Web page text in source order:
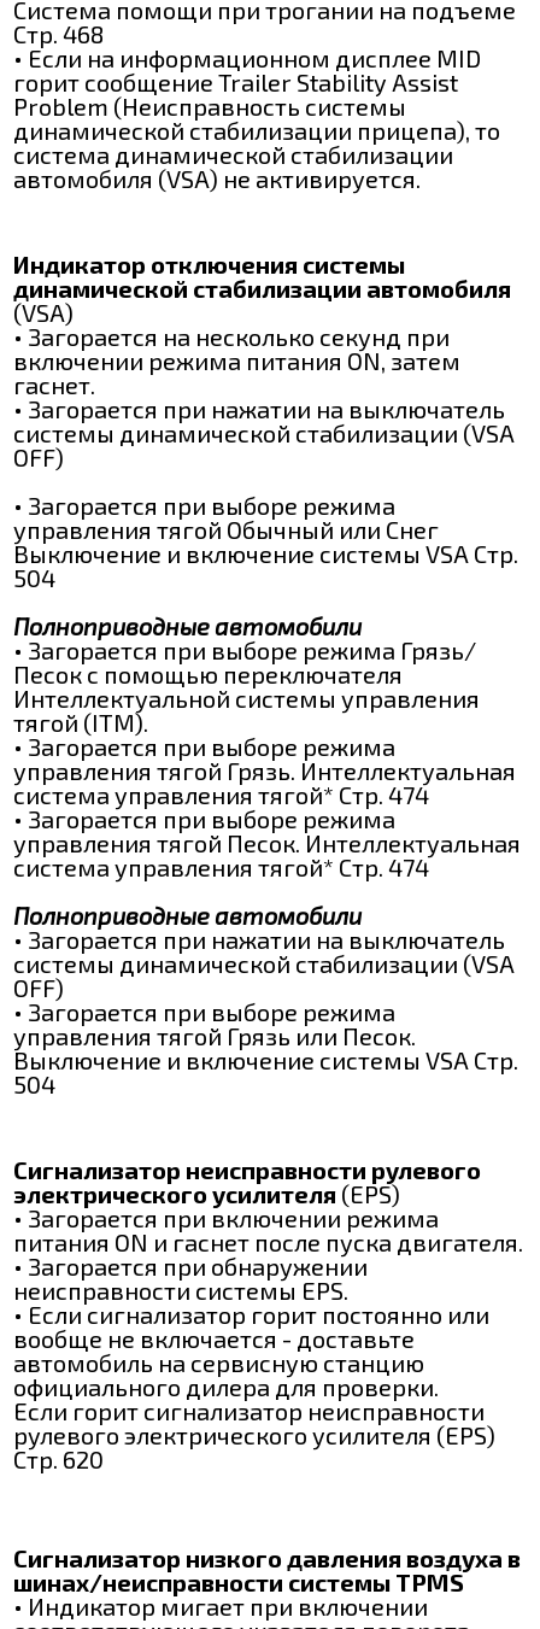
Система помощи при трогании на подъеме
Стр. 468
• Если на информационном дисплее MID
горит сообщение Trailer Stability Assist
Problem (Неисправность системы
динамической стабилизации прицепа), то
система динамической стабилизации
автомобиля (VSA) не активируется.
Индикатор отключения системы
динамической стабилизации автомобиля
(VSA)
• Загорается на несколько секунд при
включении режима питания ON, затем
гаснет.
• Загорается при нажатии на выключатель
системы динамической стабилизации (VSA
OFF)
• Загорается при выборе режима
управления тягой Обычный или Снег
Выключение и включение системы VSA Стр.
504
Полноприводные автомобили
• Загорается при выборе режима Грязь/
Песок с помощью переключателя
Интеллектуальной системы управления
тягой (ITM).
• Загорается при выборе режима
управления тягой Грязь. Интеллектуальная
система управления тягой* Стр. 474
• Загорается при выборе режима
управления тягой Песок. Интеллектуальная
система управления тягой* Стр. 474
Полноприводные автомобили
• Загорается при нажатии на выключатель
системы динамической стабилизации (VSA
OFF)
• Загорается при выборе режима
управления тягой Грязь или Песок.
Выключение и включение системы VSA Стр.
504
Сигнализатор неисправности рулевого
электрического усилителя (EPS)
• Загорается при включении режима
питания ON и гаснет после пуска двигателя.
• Загорается при обнаружении
неисправности системы EPS.
• Если сигнализатор горит постоянно или
вообще не включается - доставьте
автомобиль на сервисную станцию
официального дилера для проверки.
Если горит сигнализатор неисправности
рулевого электрического усилителя (EPS)
Стр. 620
Сигнализатор низкого давления воздуха в
шинах/неисправности системы TPMS
• Индикатор мигает при включении